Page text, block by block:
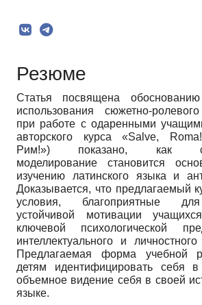
Резюме
Статья посвящена
использования сюжетно-
при работе с одаренными
авторского курса «Salve,
Рим!») показано, как
моделирование становится
изучению латинского языка и
Доказывается, что предлагаемый
условия, благоприятные
устойчивой мотивации
ключевой психологической
интеллектуального и
Предлагаемая форма учебной
детям идентифицировать себя
объемное видение себя в своей
языке.